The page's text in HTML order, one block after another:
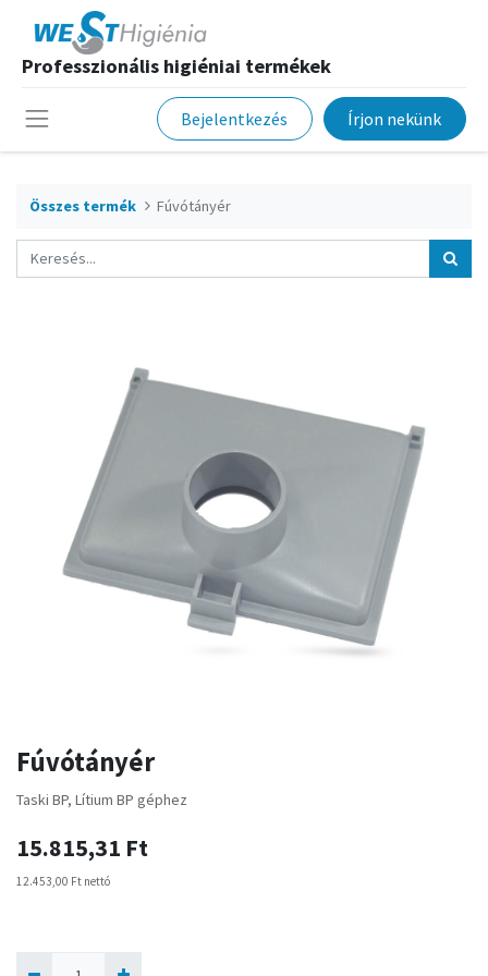
Professzionális higiéniai termékek
Bejelentkezés Írjon nekünk
Összes termék Fúvótányér
Fúvótányér
Taski BP, Lítium BP géphez
15.815,31 Ft
12.453,00 Ft nettó